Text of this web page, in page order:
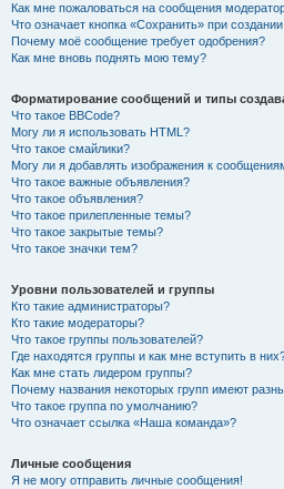
Как мне пожаловаться на сообщения
Что означает кнопка «Сохранить» при
Почему моё сообщение требует одобрения?
Как мне вновь поднять мою тему?
Форматирование сообщений и типы
Что такое BBCode?
Могу ли я использовать HTML?
Что такое смайлики?
Могу ли я добавлять изображения к
Что такое важные объявления?
Что такое объявления?
Что такое прилепленные темы?
Что такое закрытые темы?
Что такое значки тем?
Уровни пользователей и группы
Кто такие администраторы?
Кто такие модераторы?
Что такое группы пользователей?
Где находятся группы и как мне вступить в
Как мне стать лидером группы?
Почему названия некоторых групп имеют
Что такое группа по умолчанию?
Что означает ссылка «Наша команда»?
Личные сообщения
Я не могу отправить личные сообщения!